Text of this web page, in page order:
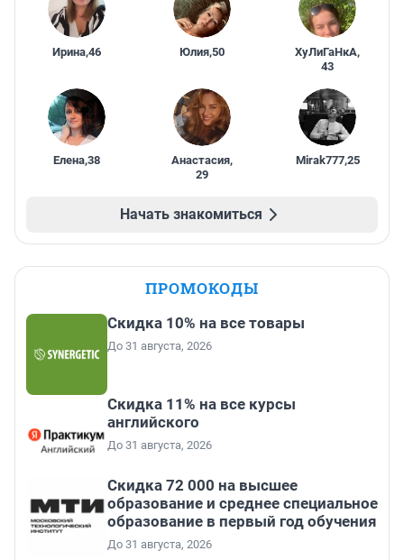
Ирина,46 Юлия,50 ХуЛиГаНкА,
43
Елена,38 Анастасия,
29
Mirak777,25
Начать знакомиться
ПРОМОКОДЫ
Скидка 10% на все товары
До 31 августа, 2026
Скидка 11% на все курсы
английского
До 31 августа, 2026
Скидка 72 000 на высшее
образование и среднее специальное
образование в первый год обучения
До 31 августа, 2026